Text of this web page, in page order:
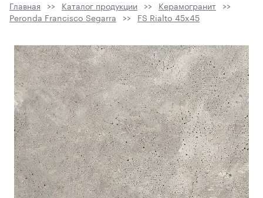
Главная Каталог продукции
Керамогранит
Peronda Francisco Segarra
FS Rialto 45x45